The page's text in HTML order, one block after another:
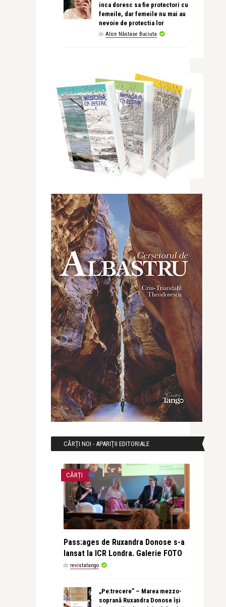
inca doresc sa fie protectori cu
femeile, dar femeile nu mai au
nevoie de protectia lor
de Alice Năstase Buciuta
CĂRȚI NOI - APARIȚII EDITORIALE
CĂRȚI
Pass:ages de Ruxandra Donose s-a
lansat la ICR Londra. Galerie FOTO
de revistatango
„Pe:trecere” – Marea mezzo-
soprană Ruxandra Donose își